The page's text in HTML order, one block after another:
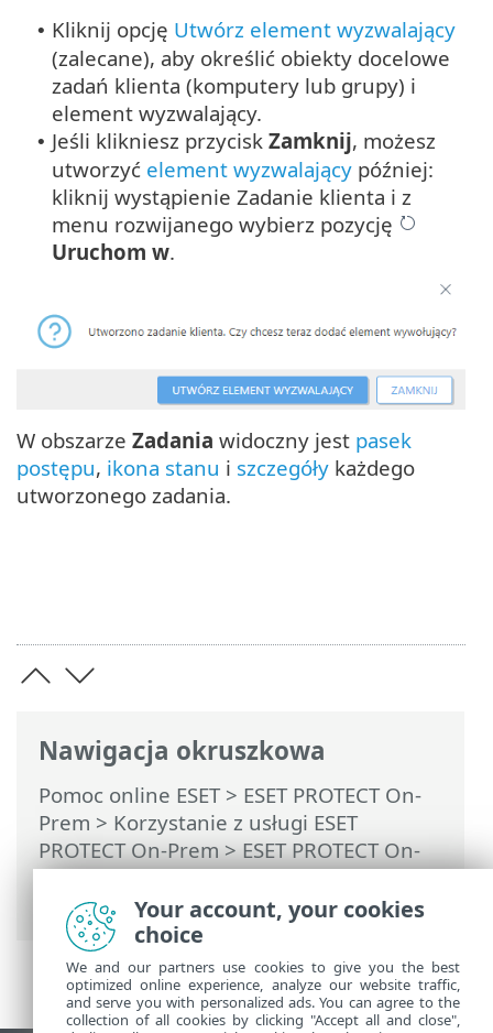
Nawigacja okruszkowa
Pomoc online ESET> ESET PROTECT On-
Prem > Korzystanie z usługi ESET
PROTECT On-Prem>ESET PROTECT On-
Prem Menu główne>Zadania>Zadania
klienta> Odizoluj komputer od sieci
• Kliknij opcję Utwórz element wyzwalający
(zalecane), aby określić obiekty docelowe
zadań klienta (komputery lub grupy) i
element wyzwalający.
• Jeśli klikniesz przycisk Zamknij, możesz
utworzyć element wyzwalający później:
kliknij wystąpienie Zadanie klienta i z
menu rozwijanego wybierz pozycję
Uruchom w.
W obszarze Zadania widoczny jest pasek
postępu, ikona stanu i szczegóły każdego
utworzonego zadania.
Your account, your cookies
choice
We and our partners use cookies to give you the best
optimized online experience, analyze our website traffic,
and serve you with personalized ads. You can agree to the
collection of all cookies by clicking "Accept all and close",